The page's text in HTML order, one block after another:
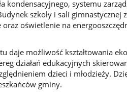
kondensacyjnego, systemu
szkoły i sali
oświetlenie na
daje możliwość kształtowania
działań edukacyjnych
dzieci i młodzieży.
gminy.